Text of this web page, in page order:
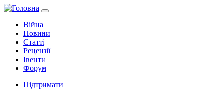
Війна
Новини
Статті
Рецензії
Івенти
Форум
Підтримати